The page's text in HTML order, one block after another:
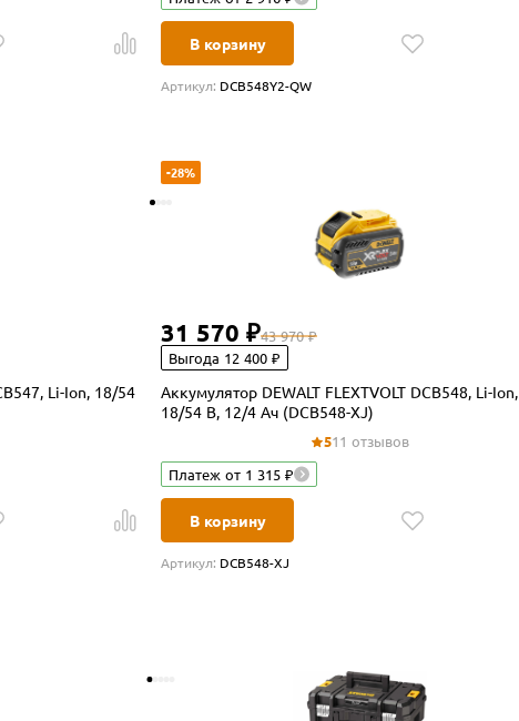
В корзину
Артикул: DCB548Y2-QW
Li-Ion, 18/54
-28%
31 570 ₽43 970 ₽
Выгода 12 400 ₽
Аккумулятор DEWALT FLEXTVOLT DCB548, Li-Ion,
18/54 В, 12/4 Ач (DCB548-XJ)
511 отзывов
Платеж от 1 315 ₽
В корзину
Артикул: DCB548-XJ